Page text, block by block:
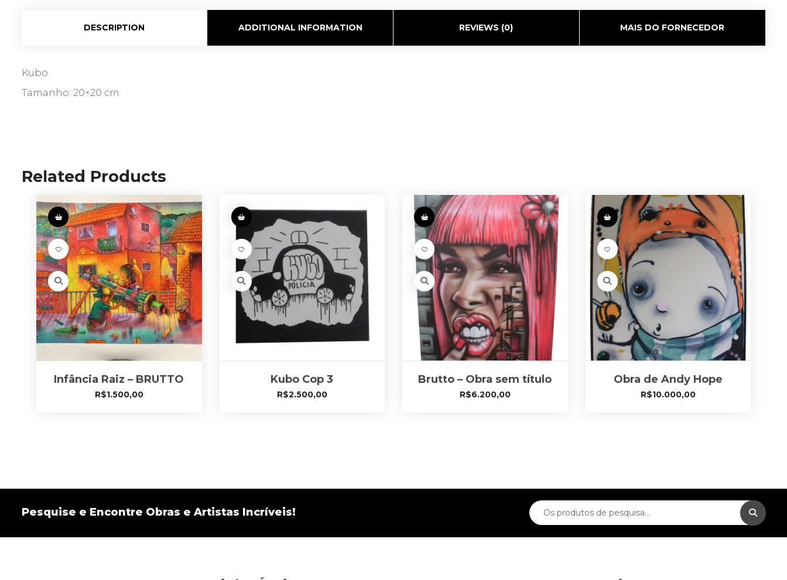
DESCRIPTION ADDITIONAL INFORMATION REVIEWS (0) MAIS DO FORNECEDOR
Kubo
Tamanho: 20×20 cm
Related Products
Infância Raiz – BRUTTO
R$1.500,00
Kubo Cop 3
R$2.500,00
Brutto – Obra sem título
R$6.200,00
Obra de Andy Hope
R$10.000,00
Pesquise e Encontre Obras e Artistas Incríveis!